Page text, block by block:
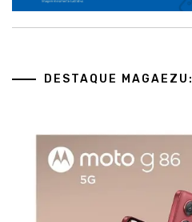
DESTAQUE MAGAEZU: